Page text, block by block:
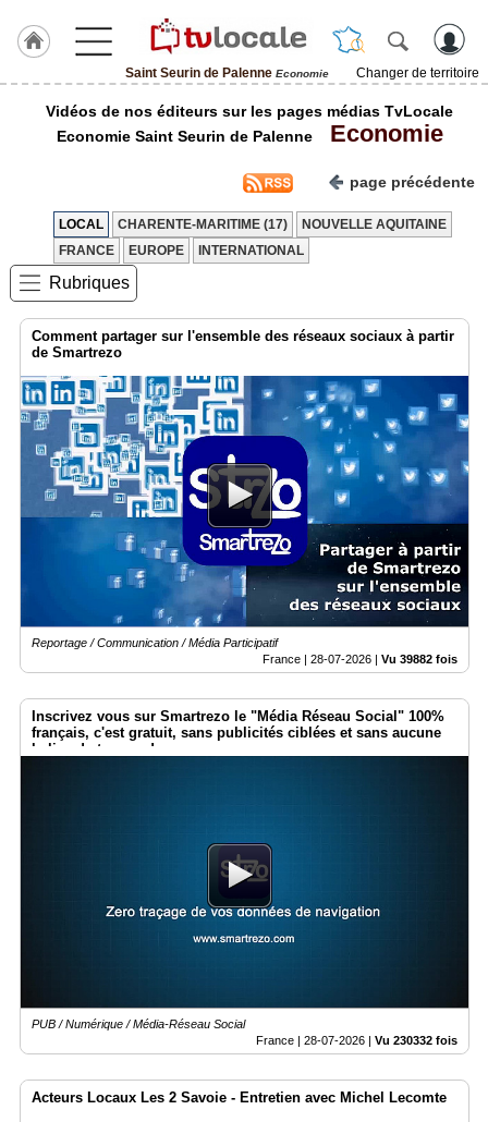
Saint Seurin de Palenne Economie
Changer de territoire
J'adhère
Palenne
TvLocale
Accueil
RUBRIQUES
Agenda
Gazette
Blogs
Prémium
Inscription
annuaire
Vidéos de nos éditeurs sur les pages médias TvLocale
Economie Saint Seurin de Palenne
Economie
page précédente
LOCAL CHARENTE-MARITIME (17)
NOUVELLE AQUITAINE
FRANCE
EUROPE INTERNATIONAL
Rubriques
Comment partager sur l'ensemble des réseaux sociaux à partir
de Smartrezo
Reportage / Communication / Média Participatif
France | 28-07-2026 Vu 39882 fois
Inscrivez vous sur Smartrezo le "Média Réseau Social" 100%
français, c'est gratuit, sans publicités ciblées et sans aucune
balise de traçage !
PUB / Numérique / Média-Réseau Social
France | 28-07-2026 | Vu 230332 fois
Acteurs Locaux Les 2 Savoie - Entretien avec Michel Lecomte